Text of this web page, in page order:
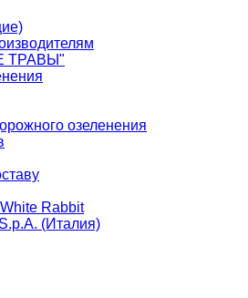
ТРАВЫ"
озеленения
Rabbit
(Италия)